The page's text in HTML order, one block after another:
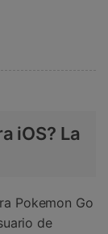
iOS? La
Pokemon Go
de